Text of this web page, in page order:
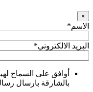
×
الاسم*
البريد الالكتروني*
أوافق على السماح
بالشارقة بارسال